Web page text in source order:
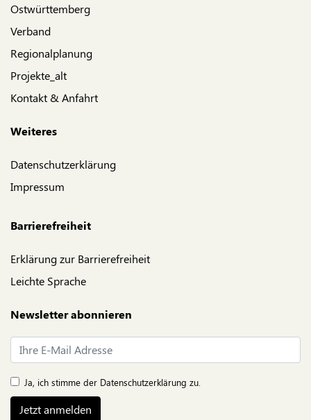
Ostwürttemberg
Verband
Regionalplanung
Projekte_alt
Kontakt & Anfahrt
Weiteres
Datenschutzerklärung
Impressum
Barrierefreiheit
Erklärung zur Barrierefreiheit
Leichte Sprache
Newsletter abonnieren
E-Mail*
Ja, ich stimme der Datenschutzerklärung zu.
Jetzt anmelden